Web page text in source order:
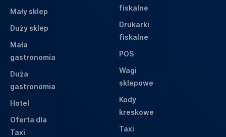
Mały sklep
Duży sklep
Mała
gastronomia
Duża
gastronomia
Hotel
Oferta dla
Taxi
fiskalne
Drukarki
fiskalne
POS
Wagi
sklepowe
Kody
kreskowe
Taxi